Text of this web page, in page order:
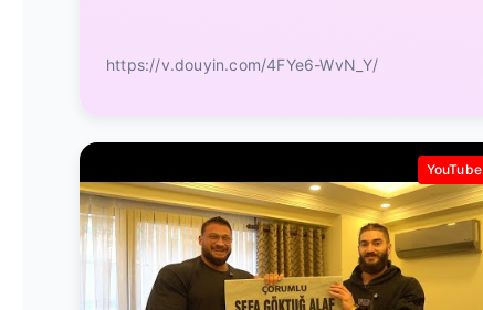
https://v.douyin.com/4FYe6-WvN_Y/
YouTube